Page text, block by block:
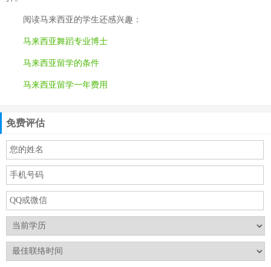
阅读马来西亚 的学生还感兴趣：
马来西亚舞蹈专业博士
马来西亚留学的条件
马来西亚留学一年费用
免费评估